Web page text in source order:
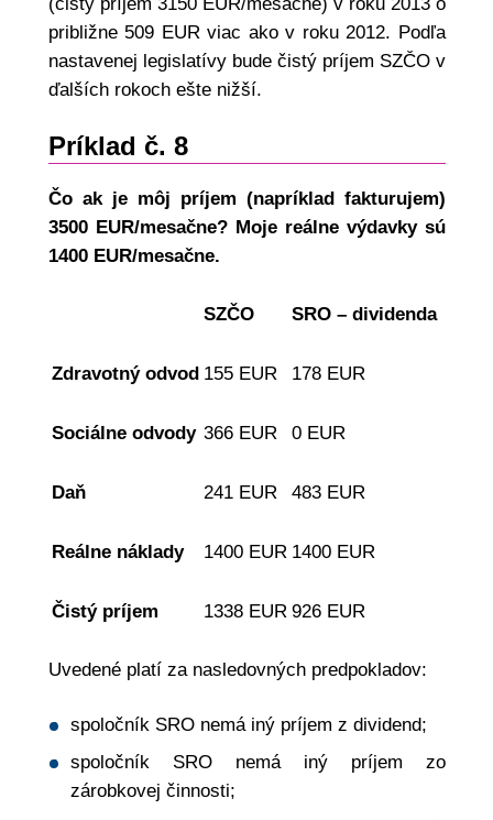
približne 509 EUR viac ako v roku 2012. Podľa
nastavenej legislatívy bude čistý príjem SZČO v
ďalších rokoch ešte nižší.
Príklad č. 8
Čo ak je môj príjem (napríklad fakturujem)
3500 EUR/mesačne? Moje reálne výdavky sú
1400 EUR/mesačne.
SZČO SRO – dividenda
Zdravotný odvod 155 EUR 178 EUR
Sociálne odvody 366 EUR 0 EUR
Daň 241 EUR 483 EUR
Reálne náklady 1400 EUR 1400 EUR
Čistý príjem 1338 EUR 926 EUR
Uvedené platí za nasledovných predpokladov:
spoločník SRO nemá iný príjem z dividend;
spoločník SRO nemá iný príjem zo
zárobkovej činnosti;